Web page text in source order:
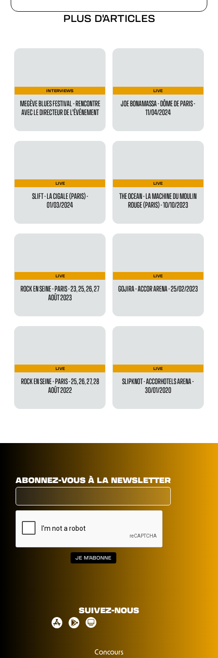
PLUS D'ARTICLES
INTERVIEWS
MEGÈVE BLUES FESTIVAL - RENCONTRE
AVEC LE DIRECTEUR DE L'ÉVÉNEMENT
LIVE
JOE BONAMASSA - DÔME DE PARIS -
11/04/2024
LIVE
SLIFT - LA CIGALE (PARIS) -
01/03/2024
LIVE
THE OCEAN - LA MACHINE DU MOULIN
ROUGE (PARIS) - 10/10/2023
LIVE
ROCK EN SEINE - PARIS - 23, 25, 26, 27
AOÛT 2023
LIVE
GOJIRA - ACCOR ARENA - 25/02/2023
LIVE
ROCK EN SEINE - PARIS - 25, 26, 27, 28
AOÛT 2022
LIVE
SLIPKNOT - ACCORHOTELS ARENA -
30/01/2020
ABONNEZ-VOUS À LA NEWSLETTER
SUIVEZ-NOUS
Concours